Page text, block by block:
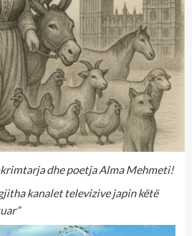
dhe poetja Alma Mehmeti!
kanalet televizive japin këtë